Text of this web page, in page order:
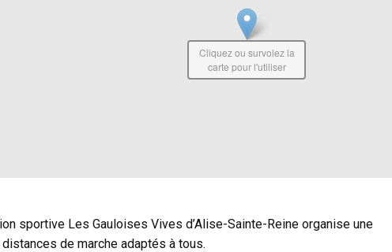
Cliquez ou survolez la
carte pour l'utiliser
sportive Les Gauloises Vives d’Alise-Sainte-Reine organise une
de marche adaptés à tous.